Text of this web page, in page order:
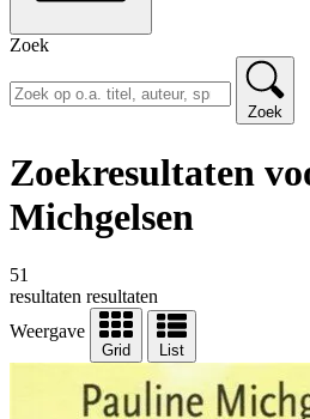
Zoek
Zoek
Zoekresultaten
Michgelsen
51
resultaten resultaten
Weergave
Grid List